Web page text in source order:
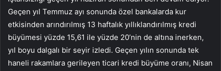
Geçen yıl Temmuz ayı sonunda özel bankalarda kur
etkisinden arındırılmış 13 haftalık yıllıklandırılmış kredi
büyümesi yüzde 15,61 ile yüzde 20’nin de altına inerken,
yıl boyu dalgalı bir seyir izledi. Geçen yılın sonunda tek
haneli rakamlara gerileyen ticari kredi büyüme oranı, Nisan